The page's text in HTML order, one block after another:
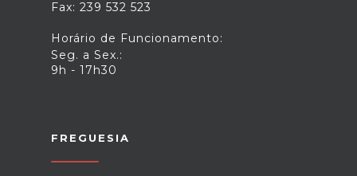
Fax: 239 532 523
Horário de Funcionamento:
Seg. a Sex.:
9h - 17h30
FREGUESIA